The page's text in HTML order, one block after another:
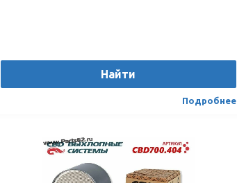
Найти
Подробнее